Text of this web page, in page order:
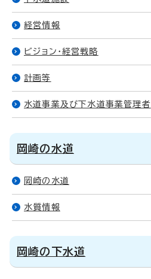
経営情報
ビジョン・経営戦略
計画等
水道事業及び下水道事業管理者
岡崎の水道
岡崎の水道
水質情報
岡崎の下水道